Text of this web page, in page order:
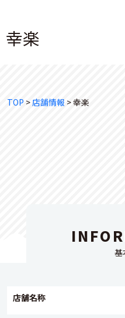
幸楽
TOP >店舗情報 >幸楽
基
店舗名称